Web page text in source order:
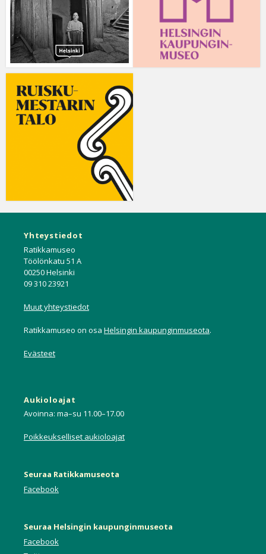
Yhteystiedot
Ratikkamuseo
Töölönkatu 51 A
00250 Helsinki
09 310 23921
Muut yhteystiedot
Ratikkamuseo on osa Helsingin kaupunginmuseota.
Evästeet
Aukioloajat
Avoinna: ma–su 11.00–17.00
Poikkeukselliset aukioloajat
Seuraa Ratikkamuseota
Facebook
Seuraa Helsingin kaupunginmuseota
Facebook